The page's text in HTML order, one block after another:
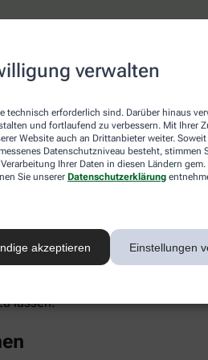
verwalten
technisch erforderlich sind. Darüber hinaus
und fortlaufend zu verbessern. Mit Ihrer
Website auch an Drittanbieter weiter. Soweit
Datenschutzniveau besteht, stimmen
Ihrer Daten in diesen Ländern
Sie unserer Datenschutzerklärung
akzeptieren Einstellungen
weil hohe Cholesterinwerte
treiben. Dazu gehören auch
und Medikamente wie
bei jungen Frauen (14 bis 19
hat sich in den
ablagern, chronische
deutlich gesteigerten Risiko
genetisch bestimmt,
senken (wenngleich
lassen.